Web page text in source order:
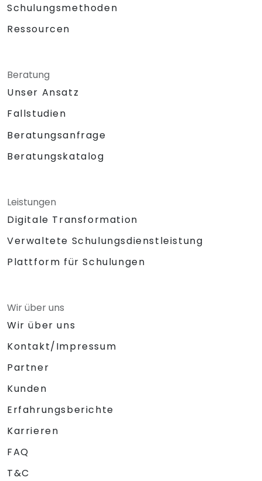
Schulungsmethoden
Ressourcen
Beratung
Unser Ansatz
Fallstudien
Beratungsanfrage
Beratungskatalog
Leistungen
Digitale Transformation
Verwaltete Schulungsdienstleistung
Plattform für Schulungen
Wir über uns
Wir über uns
Kontakt/Impressum
Partner
Kunden
Erfahrungsberichte
Karrieren
FAQ
T&C